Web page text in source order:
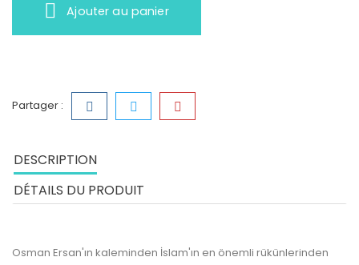
Ajouter au panier
Partager :
DESCRIPTION
DÉTAILS DU PRODUIT
Osman Ersan'ın kaleminden İslam'ın en önemli rükünlerinden